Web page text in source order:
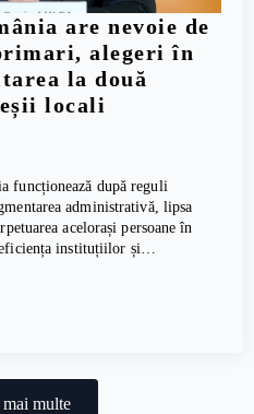
are nevoie de
alegeri în
la două
locali
funcționează după reguli
administrativă, lipsa
acelorași persoane în
instituțiilor și…
multe